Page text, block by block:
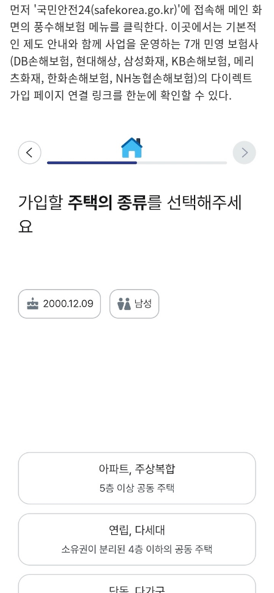
먼저 '국민안전24(safekorea.go.kr)'에 접속해 메인 화
면의 풍수해보험 메뉴를 클릭한다. 이곳에서는 기본적
인 제도 안내와 함께 사업을 운영하는 7개 민영 보험사
(DB손해보험, 현대해상, 삼성화재, KB손해보험, 메리
츠화재, 한화손해보험, NH농협손해보험)의 다이렉트
가입 페이지 연결 링크를 한눈에 확인할 수 있다.